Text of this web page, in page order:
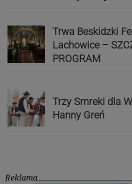
Trwa Beskidzki
Lachowice –
PROGRAM
Trzy Smreki dla
Hanny Greń
Reklama